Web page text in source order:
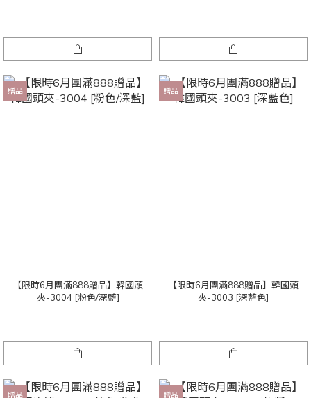
贈品
【限時6月團滿888贈品】韓國頭
夾-3004 [粉色/深藍]
贈品
【限時6月團滿888贈品】韓國頭
夾-3003 [深藍色]
贈品 贈品